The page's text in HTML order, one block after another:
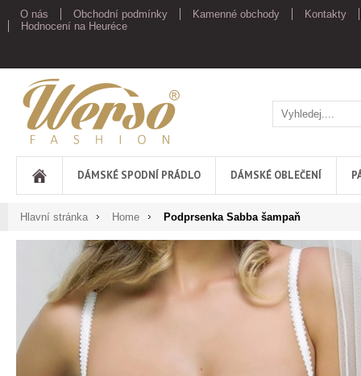
O nás Obchodní podmínky Kamenné obchody
Kontakty
Hodnocení na Heuréce
Werso
DÁMSKÉ SPODNÍ PRÁDLO DÁMSKÉ OBLEČENÍ
Hlavní stránka Home Podprsenka Sabba šampaň